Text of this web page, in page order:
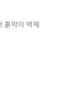
흙막이 벽체